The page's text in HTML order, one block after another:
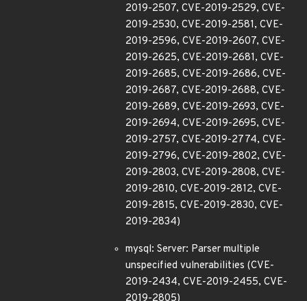
2019-2507, CVE-2019-2529, CVE-
2019-2530, CVE-2019-2581, CVE-
2019-2596, CVE-2019-2607, CVE-
2019-2625, CVE-2019-2681, CVE-
2019-2685, CVE-2019-2686, CVE-
2019-2687, CVE-2019-2688, CVE-
2019-2689, CVE-2019-2693, CVE-
2019-2694, CVE-2019-2695, CVE-
2019-2757, CVE-2019-2774, CVE-
2019-2796, CVE-2019-2802, CVE-
2019-2803, CVE-2019-2808, CVE-
2019-2810, CVE-2019-2812, CVE-
2019-2815, CVE-2019-2830, CVE-
2019-2834)
mysql: Server: Parser multiple
unspecified vulnerabilities (CVE-
2019-2434, CVE-2019-2455, CVE-